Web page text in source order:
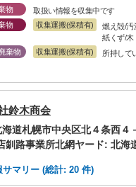
物
取扱い情報を収集中です
物
収集運搬(保積有)
燃え殻/汚
紙くず/木
棄物
収集運搬(保積有) 所持して
鈴木商会
道札幌市中央区北４条西４
釧路事業所北網ヤード: 北海
サマリー (総計: 20 件)